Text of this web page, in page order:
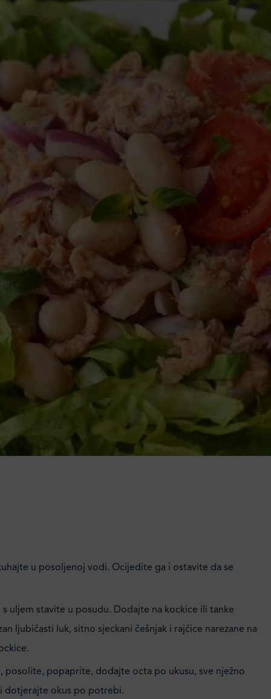
u posoljenoj vodi. Ocijedite ga i ostavite da se
s uljem stavite u posudu. Dodajte na kockice ili tanke
ljubičasti luk, sitno sjeckani češnjak i rajčice narezane na
posolite, popaprite, dodajte octa po ukusu, sve nježno
dotjerajte okus po potrebi.